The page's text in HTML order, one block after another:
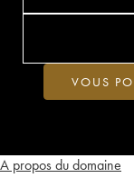
A propos du domaine
VOUS